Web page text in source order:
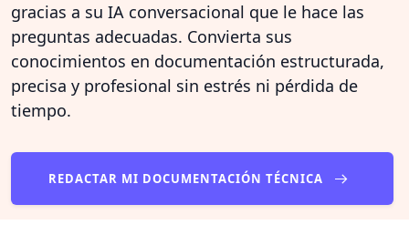
gracias a su IA conversacional que le hace las
preguntas adecuadas. Convierta sus
conocimientos en documentación estructurada,
precisa y profesional sin estrés ni pérdida de
tiempo.
REDACTAR MI DOCUMENTACIÓN TÉCNICA